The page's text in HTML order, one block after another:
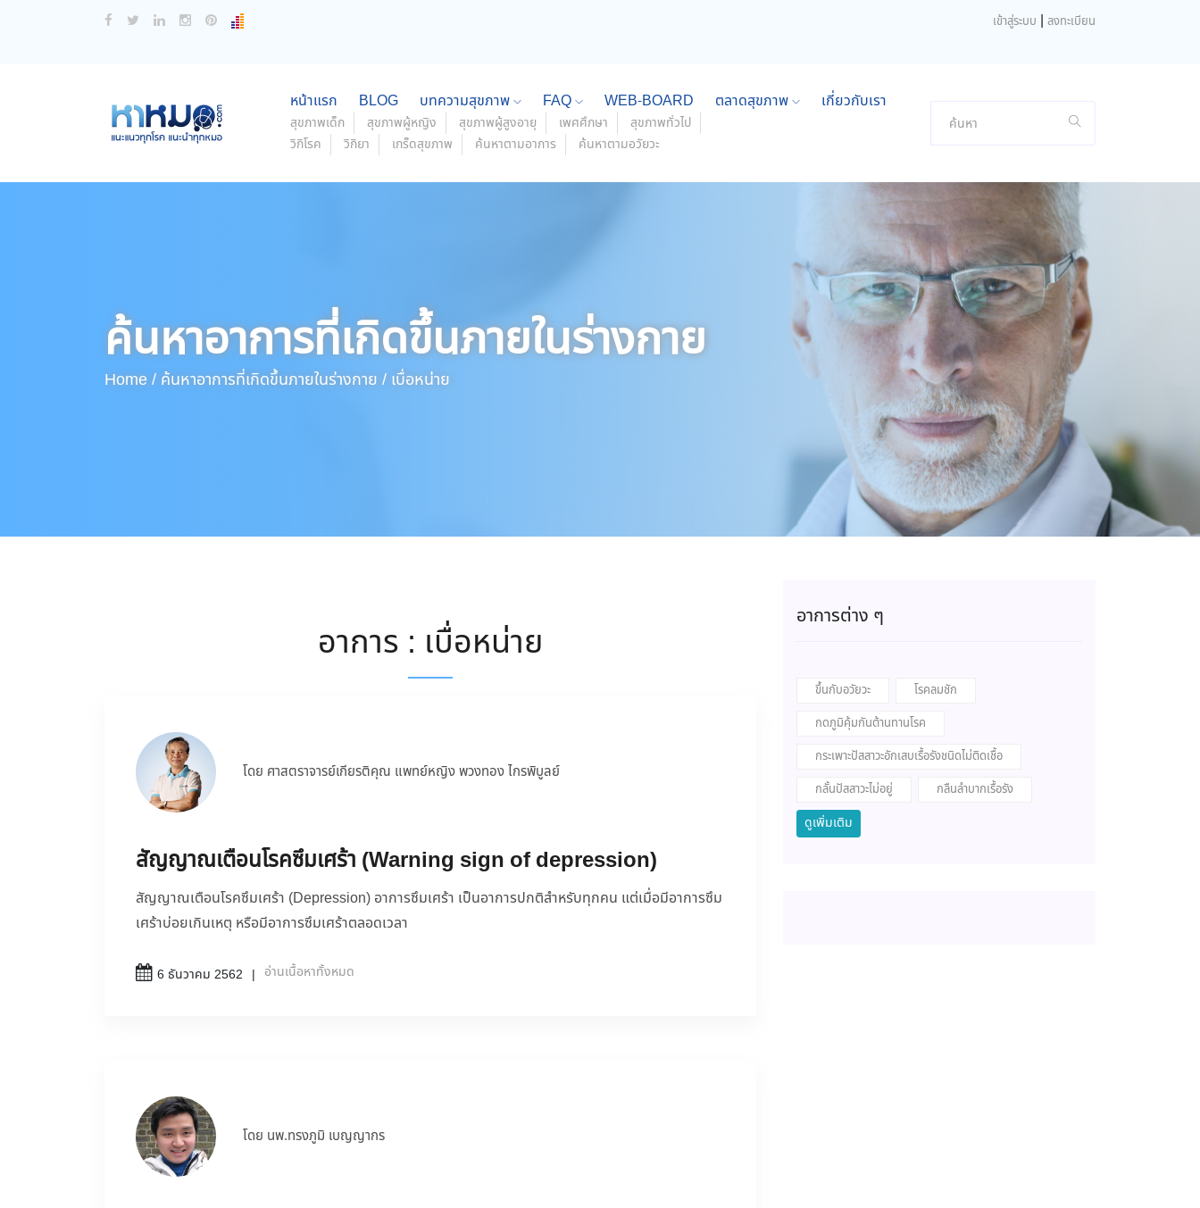
เข้าสู่ระบบ | ลงทะเบียน
หน้าแรก BLOG บทความสุขภาพ FAQ WEB-BOARD ตลาดสุขภาพ เกี่ยวกับเรา
สุขภาพเด็ก สุขภาพผู้หญิง สุขภาพผู้สูงอายุ เพศศึกษา
สุขภาพทั่วไป
วิกิโรค
วิกิยา เกร็ดสุขภาพ ค้นหาตามอาการ ค้นหาตามอวัยวะ
ค้นหาอาการที่เกิดขึ้นภายในร่างกาย
Home / ค้นหาอาการที่เกิดขึ้นภายในร่างกาย / เบื่อหน่าย
อาการ : เบื่อหน่าย
โดย ศาสตราจารย์เกียรติคุณ แพทย์หญิง พวงทอง ไกรพิบูลย์
สัญญาณเตือนโรคซึมเศร้า (Warning sign of depression)
สัญญาณเตือนโรคซึมเศร้า (Depression) อาการซึมเศร้า เป็นอาการปกติสำหรับทุกคน แต่เมื่อมีอาการซึม
เศร้าบ่อยเกินเหตุ หรือมีอาการซึมเศร้าตลอดเวลา
6 ธันวาคม 2562 อ่านเนื้อหาทั้งหมด
โดย นพ.ทรงภูมิ เบญญากร
อาการต่าง ๆ
ขึ้นกับอวัยวะ
โรคลมชัก
กดภูมิคุ้มกันต้านทานโรค
กระเพาะปัสสาวะอักเสบเรื้อรังชนิดไม่ติดเชื้อ
กลั้นปัสสาวะไม่อยู่
กลืนลำบากเรื้อรัง
ดูเพิ่มเติม